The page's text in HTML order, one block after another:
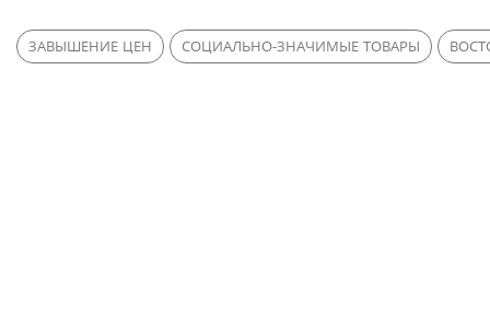
ЗАВЫШЕНИЕ ЦЕН СОЦИАЛЬНО-ЗНАЧИМЫЕ ТОВАРЫ